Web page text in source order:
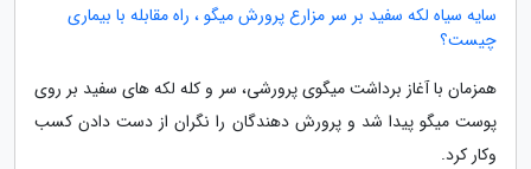
سایه سیاه لکه سفید بر سر مزارع پرورش میگو ، راه مقابله با بیماری
چیست؟
همزمان با آغاز برداشت میگوی پرورشی، سر و کله لکه های سفید بر روی
پوست میگو پیدا شد و پرورش دهندگان را نگران از دست دادن کسب
وکار کرد.